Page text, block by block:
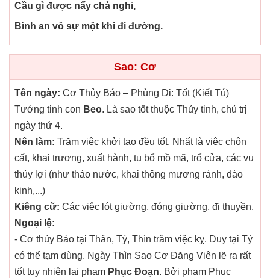
Cầu gì được nấy chả nghi,
Bình an vô sự một khi đi đường.
Sao: Cơ
Tên ngày: Cơ Thủy Báo – Phùng Dị: Tốt (Kiết Tú)
Tướng tinh con Beo. Là sao tốt thuộc Thủy tinh, chủ trị
ngày thứ 4.
Nên làm: Trăm việc khởi tạo đều tốt. Nhất là việc chôn
cất, khai trương, xuất hành, tu bổ mồ mã, trổ cửa, các vụ
thủy lợi (như tháo nước, khai thông mương rảnh, đào
kinh,...)
Kiêng cữ: Các việc lót giường, đóng giường, đi thuyền.
Ngoại lệ:
- Cơ thủy Báo tại Thân, Tý, Thìn trăm việc kỵ. Duy tại Tý
có thể tạm dùng. Ngày Thìn Sao Cơ Đăng Viên lẽ ra rất
tốt tuy nhiên lại phạm Phục Đoạn. Bởi phạm Phục